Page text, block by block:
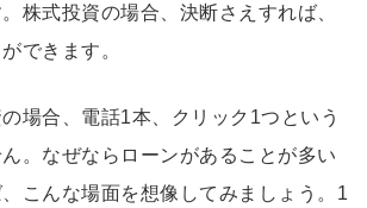
株式投資の場合、決断さえすれば、
できます。
場合、電話1本、クリック1つという
。なぜならローンがあることが多い
こんな場面を想像してみましょう。1